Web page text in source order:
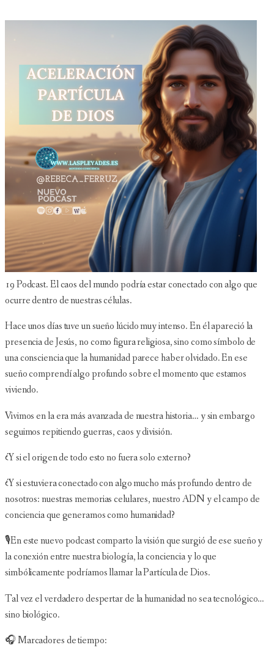
19 Podcast. El caos del mundo podría estar conectado con algo que
ocurre dentro de nuestras células.
Hace unos días tuve un sueño lúcido muy intenso. En él apareció la
presencia de Jesús, no como figura religiosa, sino como símbolo de
una consciencia que la humanidad parece haber olvidado. En ese
sueño comprendí algo profundo sobre el momento que estamos
viviendo.
Vivimos en la era más avanzada de nuestra historia… y sin embargo
seguimos repitiendo guerras, caos y división.
¿Y si el origen de todo esto no fuera solo externo?
¿Y si estuviera conectado con algo mucho más profundo dentro de
nosotros: nuestras memorias celulares, nuestro ADN y el campo de
conciencia que generamos como humanidad?
🎙️En este nuevo podcast comparto la visión que surgió de ese sueño y
la conexión entre nuestra biología, la conciencia y lo que
simbólicamente podríamos llamar la Partícula de Dios.
Tal vez el verdadero despertar de la humanidad no sea tecnológico…
sino biológico.
🎧 Marcadores de tiempo: